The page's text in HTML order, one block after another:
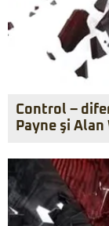
Control –
Payne şi Alan